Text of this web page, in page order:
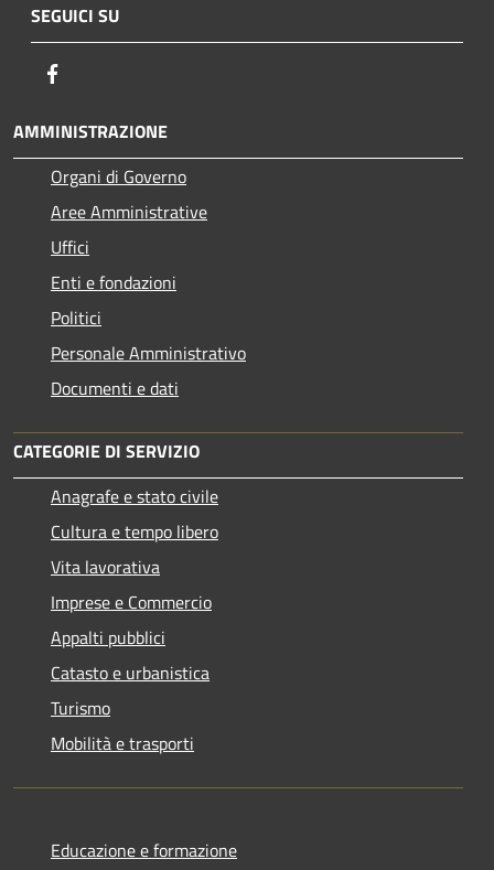
SEGUICI SU
AMMINISTRAZIONE
Organi di Governo
Aree Amministrative
Uffici
Enti e fondazioni
Politici
Personale Amministrativo
Documenti e dati
CATEGORIE DI SERVIZIO
Anagrafe e stato civile
Cultura e tempo libero
Vita lavorativa
Imprese e Commercio
Appalti pubblici
Catasto e urbanistica
Turismo
Mobilità e trasporti
Educazione e formazione